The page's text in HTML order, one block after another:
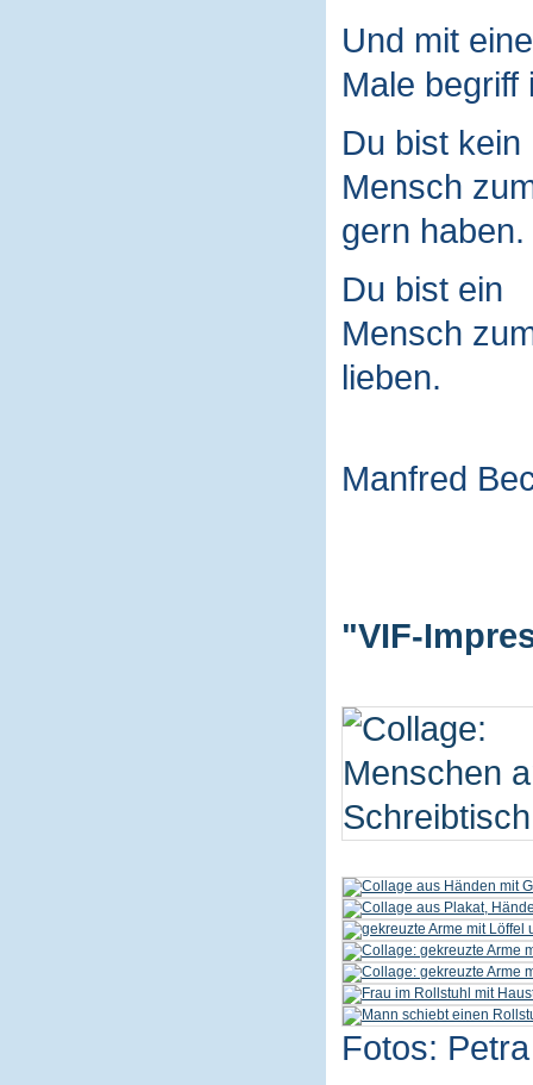
Und mit
Male begriff
Du bist kein
Mensch
gern haben.
Du bist ein
Mensch
lieben.
Manfred
"VIF-
Fotos: